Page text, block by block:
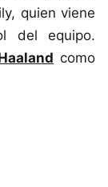
quien viene
del equipo.
como